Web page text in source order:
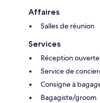
Affaires
Salles de réunion
Services
Réception
Service de
Consigne à
Bagagiste/groom